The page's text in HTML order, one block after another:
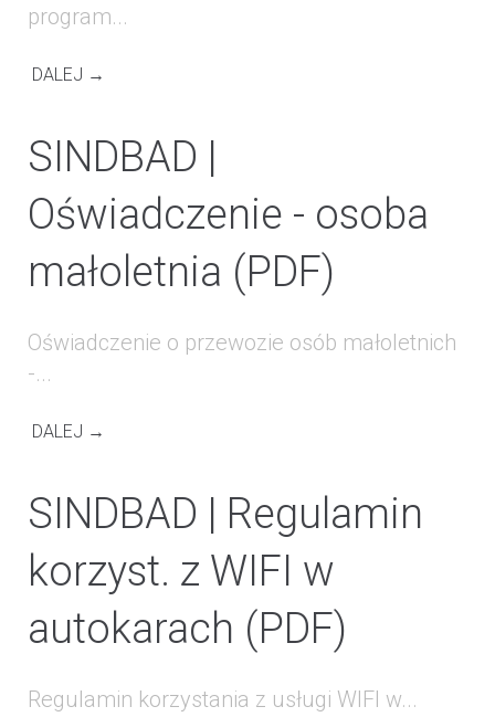
program...
DALEJ →
SINDBAD |
Oświadczenie - osoba
małoletnia (PDF)
Oświadczenie o przewozie osób małoletnich
-...
DALEJ →
SINDBAD | Regulamin
korzyst. z WIFI w
autokarach (PDF)
Regulamin korzystania z usługi WIFI w...